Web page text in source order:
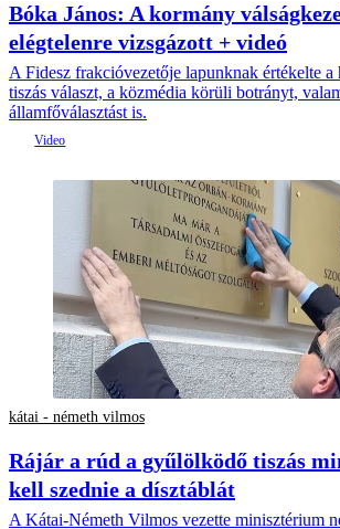
Bóka János: A kormány
elégtelenre vizsgázott + videó
A Fidesz frakcióvezetője lapunknak értékelte a
tiszás választ, a közmédia körüli botrányt,
államfőválasztást is.
kátai - németh vilmos
Rájár a rúd a gyűlölködő tiszás
kell szednie a dísztáblát
A Kátai-Németh Vilmos vezette minisztérium